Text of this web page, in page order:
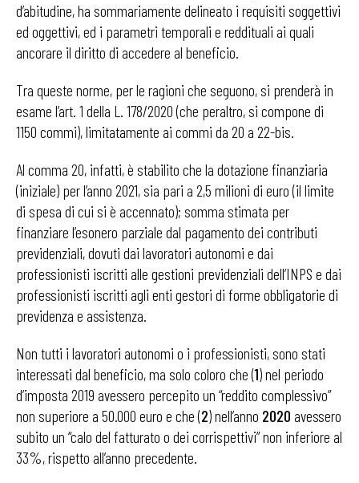
d’abitudine, ha sommariamente delineato i requisiti soggettivi
ed oggettivi, ed i parametri temporali e reddituali ai quali
ancorare il diritto di accedere al beneficio.
Tra queste norme, per le ragioni che seguono, si prenderà in
esame l’art. 1 della L. 178/2020 (che peraltro, si compone di
1150 commi), limitatamente ai commi da 20 a 22-bis.
Al comma 20, infatti, è stabilito che la dotazione finanziaria
(iniziale) per l’anno 2021, sia pari a 2,5 milioni di euro (il limite
di spesa di cui si è accennato); somma stimata per
finanziare l’esonero parziale dal pagamento dei contributi
previdenziali, dovuti dai lavoratori autonomi e dai
professionisti iscritti alle gestioni previdenziali dell’INPS e dai
professionisti iscritti agli enti gestori di forme obbligatorie di
previdenza e assistenza.
Non tutti i lavoratori autonomi o i professionisti, sono stati
interessati dal beneficio, ma solo coloro che (1) nel periodo
d’imposta 2019 avessero percepito un “reddito complessivo”
non superiore a 50.000 euro e che (2) nell’anno 2020 avessero
subito un “calo del fatturato o dei corrispettivi” non inferiore al
33%, rispetto all’anno precedente.